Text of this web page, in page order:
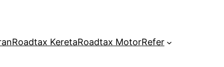
Roadtax KeretaRoadtax MotorRefer